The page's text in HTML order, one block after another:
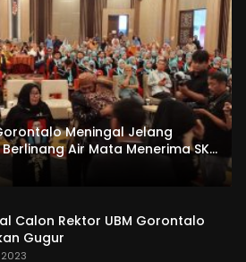
Meningal Jelang
Air Mata Menerima SKL
Calon Rektor UBM Gorontalo
Gugur
2023